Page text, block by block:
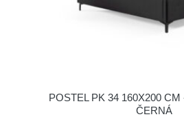
POSTEL PK 34 160X200
ČERNÁ